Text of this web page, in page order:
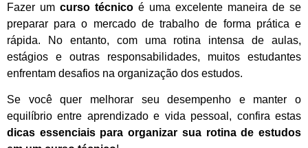
Fazer um curso técnico é uma excelente maneira de se
preparar para o mercado de trabalho de forma prática e
rápida. No entanto, com uma rotina intensa de aulas,
estágios e outras responsabilidades, muitos estudantes
enfrentam desafios na organização dos estudos.
Se você quer melhorar seu desempenho e manter o
equilíbrio entre aprendizado e vida pessoal, confira estas
dicas essenciais para organizar sua rotina de estudos